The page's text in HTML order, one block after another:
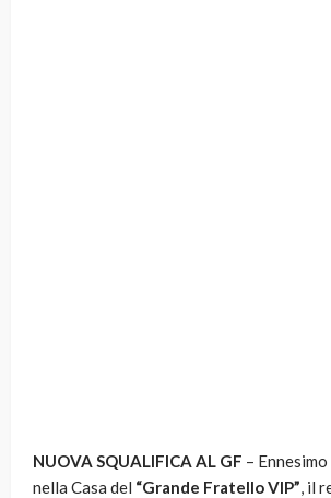
NUOVA SQUALIFICA AL GF –
nella Casa del “Grande Fratello VIP”, il